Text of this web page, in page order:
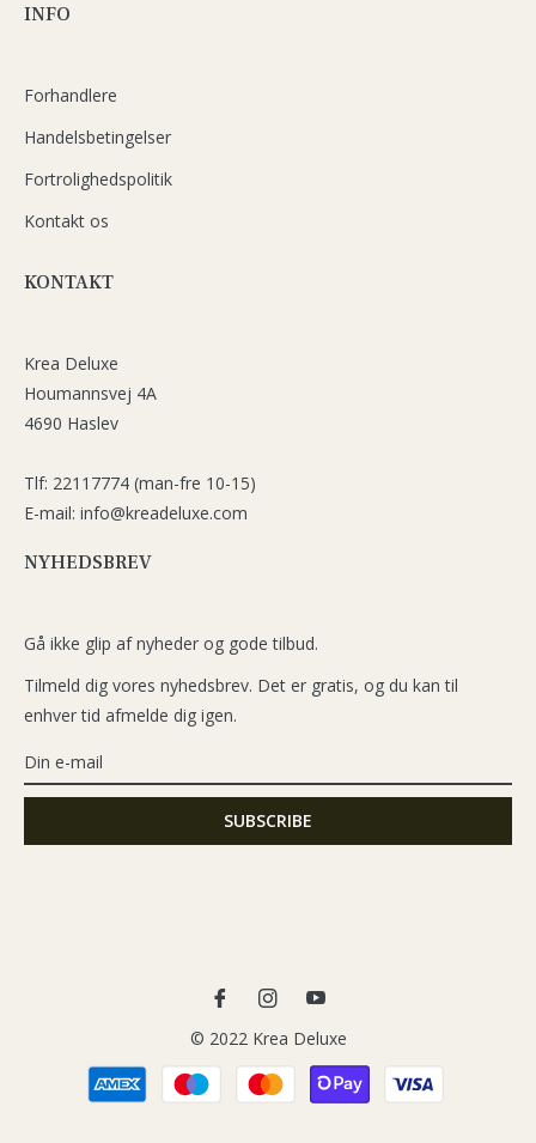
INFO
Forhandlere
Handelsbetingelser
Fortrolighedspolitik
Kontakt os
KONTAKT
Krea Deluxe
Houmannsvej 4A
4690 Haslev
Tlf: 22117774 (man-fre 10-15)
E-mail: info@kreadeluxe.com
NYHEDSBREV
Gå ikke glip af nyheder og gode tilbud.
Tilmeld dig vores nyhedsbrev. Det er gratis, og du kan til
enhver tid afmelde dig igen.
Ins
You
© 2022 Krea Deluxe